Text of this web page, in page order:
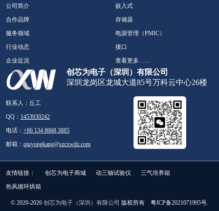
公司简介
合作品牌
服务领域
行业动态
企业近况
嵌入式
存储器
电源管理（PMIC）
接口
查看更多……
创芯为电子（深圳）有限公司
深圳龙岗区龙城大道85号万科云中心26楼
联系人：丘工
QQ： 1453930242
电话： +86 134 8068 3885
邮箱： qiuyongkang@szcxwdz.com
友情链接： 创芯为电子商城 动三轴试验仪
三气培养箱
热风循环烘箱
© 2020-2026 创芯为电子（深圳）有限公司 版权所有 粤ICP备2021071995号.